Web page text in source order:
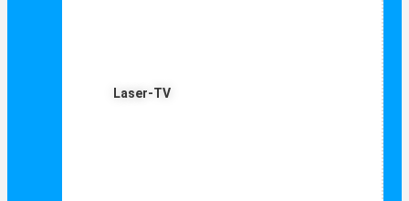
Laser-TV